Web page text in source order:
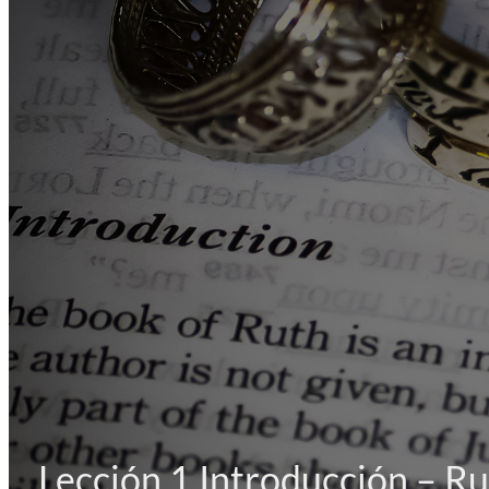
Lección 1 Introducción –